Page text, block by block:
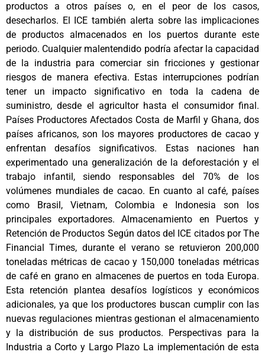
productos a otros países o, en el peor de los casos,
desecharlos. El ICE también alerta sobre las implicaciones
de productos almacenados en los puertos durante este
periodo. Cualquier malentendido podría afectar la capacidad
de la industria para comerciar sin fricciones y gestionar
riesgos de manera efectiva. Estas interrupciones podrían
tener un impacto significativo en toda la cadena de
suministro, desde el agricultor hasta el consumidor final.
Países Productores Afectados Costa de Marfil y Ghana, dos
países africanos, son los mayores productores de cacao y
enfrentan desafíos significativos. Estas naciones han
experimentado una generalización de la deforestación y el
trabajo infantil, siendo responsables del 70% de los
volúmenes mundiales de cacao. En cuanto al café, países
como Brasil, Vietnam, Colombia e Indonesia son los
principales exportadores. Almacenamiento en Puertos y
Retención de Productos Según datos del ICE citados por The
Financial Times, durante el verano se retuvieron 200,000
toneladas métricas de cacao y 150,000 toneladas métricas
de café en grano en almacenes de puertos en toda Europa.
Esta retención plantea desafíos logísticos y económicos
adicionales, ya que los productores buscan cumplir con las
nuevas regulaciones mientras gestionan el almacenamiento
y la distribución de sus productos. Perspectivas para la
Industria a Corto y Largo Plazo La implementación de esta